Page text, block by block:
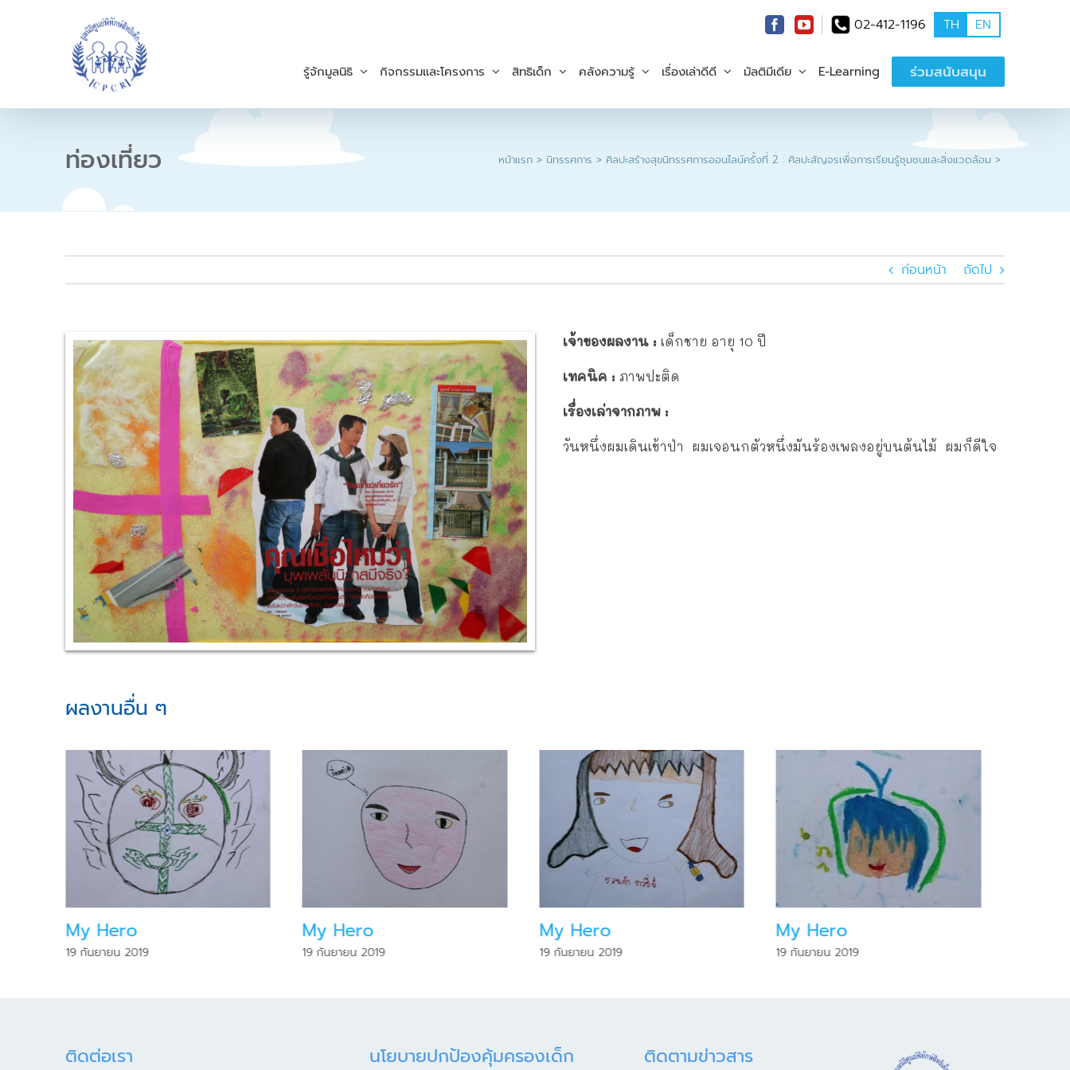
c
t
02-412-1196 TH EN
รู้จักมูลนิธิ กิจกรรมและโครงการ สิทธิเด็ก คลังความรู้ เรื่องเล่าดีดี มัลติมีเดีย E-Learning ร่วมสนับสนุน
ท่องเที่ยว หน้าแรก นิทรรศการ ศิลปะสร้างสุขนิทรรศการออนไลน์ครั้งที่ 2 : ศิลปะสัญจรเพื่อการเรียนรู้ชุมชนและสิ่งแวดล้อม
ก่อนหน้า ถัดไป
V
i
e
w
L
a
r
g
e
r
I
m
a
เจ้าของผลงาน : เด็กชาย อายุ 10 ปี
เทคนิค : ภาพปะติด
เรื่องเล่าจากภาพ :
วันหนึ่งผมเดินเข้าป่า ผมเจอนกตัวหนึ่งมันร้องเพลงอยู่บนต้นไม้ ผมก็ดีใจ
ผลงานอื่น ๆ
My Hero
19 กันยายน 2019
My Hero
19 กันยายน 2019
My Hero
19 กันยายน 2019
My Hero
19 กันยายน 2019
ติดต่อเรา นโยบายปกป้องคุ้มครองเด็ก ติดตามข่าวสาร